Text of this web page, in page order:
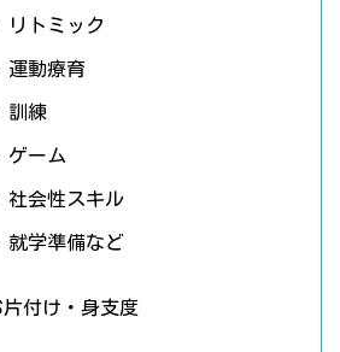
リトミック
運動療育
訓練
ゲーム
社会性スキル
就学準備など
片付け・身支度